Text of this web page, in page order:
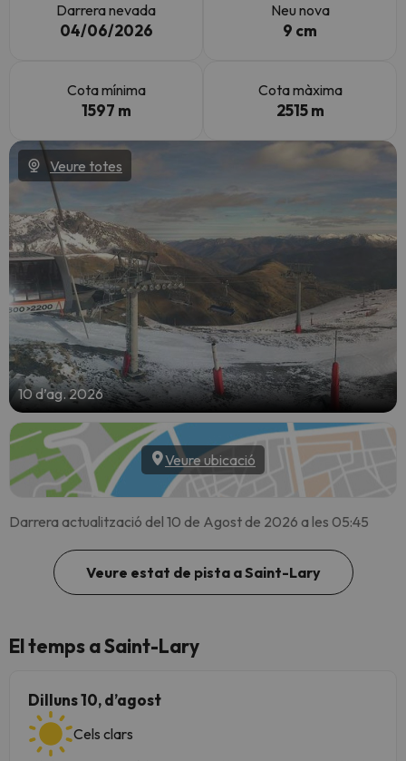
Darrera nevada
04/06/2026
Neu nova
9 cm
Cota mínima
1597 m
Cota màxima
2515 m
Veure totes
10 d’ag. 2026
Veure ubicació
Darrera actualització del 10 de Agost de 2026 a les 05:45
Veure estat de pista a Saint-Lary
El temps a Saint-Lary
Dilluns 10, d’agost
Cels clars